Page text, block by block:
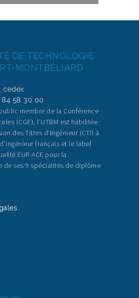
DE TECHNOLOGIE
MONTBÉLIARD
cedex
84 58 30 00
membre de la Conférence
(CGE), l’UTBM est habilitée
des Titres d’Ingénieur (CTI) à
français et le label
EUR-ACE pour la
de ses 9 spécialités de diplôme